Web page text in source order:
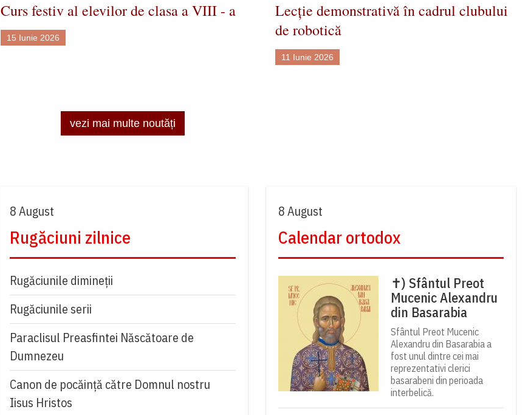
Curs festiv al elevilor de clasa a VIII - a
15 Iunie 2026
Lecție demonstrativă în cadrul clubului
de robotică
11 Iunie 2026
vezi mai multe noutăți
8 August
Rugăciuni zilnice
Rugăciunile dimineții
Rugăciunile serii
Paraclisul Preasfintei Născătoare de
Dumnezeu
Canon de pocăință către Domnul nostru
Iisus Hristos
8 August
Calendar ortodox
✝) Sfântul Preot
Mucenic Alexandru
din Basarabia
Sfântul Preot Mucenic
Alexandru din Basarabia a
fost unul dintre cei mai
reprezentativi clerici
basarabeni din perioada
interbelică.